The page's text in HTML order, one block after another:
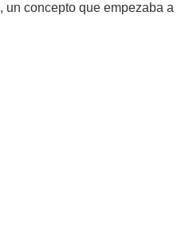
, un concepto que empezaba a